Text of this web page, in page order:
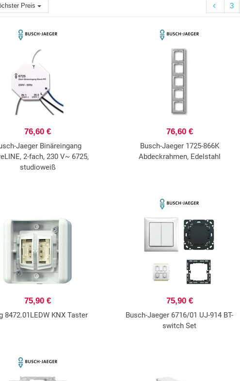
3
Preis
76,60 €
Jaeger Binäreingang
2-fach, 230 V~ 6725,
studioweiß
76,60 €
Busch-Jaeger 1725-866K
Abdeckrahmen, Edelstahl
75,90 €
8472.01LEDW KNX Taster
75,90 €
Busch-Jaeger 6716/01 UJ-914 BT-
switch Set